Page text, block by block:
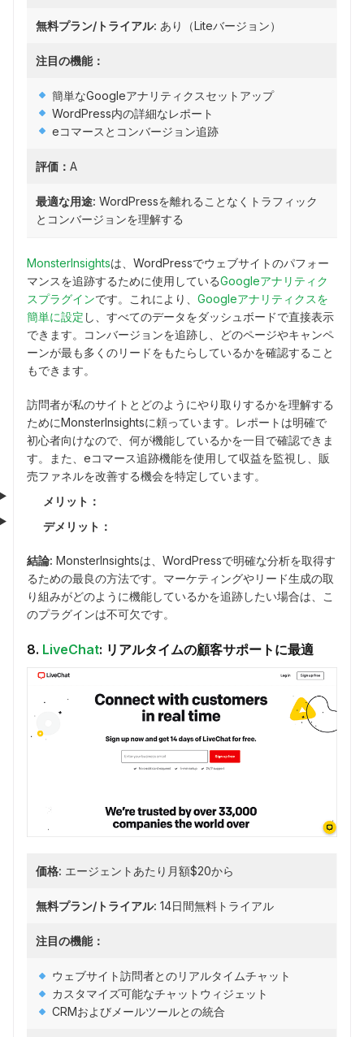
無料プラン/トライアル: あり（Liteバージョン）
注目の機能：
簡単なGoogleアナリティクスセットアップ
WordPress内の詳細なレポート
eコマースとコンバージョン追跡
評価： A
最適な用途: WordPressを離れることなくトラフィック
とコンバージョンを理解する
MonsterInsightsは、WordPressでウェブサイトのパフォー
マンスを追跡するために使用しているGoogleアナリティク
スプラグインです。これにより、 Googleアナリティクスを
簡単に設定 し、すべてのデータをダッシュボードで直接表示
できます。コンバージョンを追跡し、どのページやキャンペ
ーンが最も多くのリードをもたらしているかを確認すること
もできます。
訪問者が私のサイトとどのようにやり取りするかを理解する
ためにMonsterInsightsに頼っています。レポートは明確で
初心者向けなので、何が機能しているかを一目で確認できま
す。また、eコマース追跡機能を使用して収益を監視し、販
売ファネルを改善する機会を特定しています。
メリット：
デメリット：
結論: MonsterInsightsは、WordPressで明確な分析を取得す
るための最良の方法です。マーケティングやリード生成の取
り組みがどのように機能しているかを追跡したい場合は、こ
のプラグインは不可欠です。
8. LiveChat: リアルタイムの顧客サポートに最適
価格: エージェントあたり月額$20から
無料プラン/トライアル: 14日間無料トライアル
注目の機能：
ウェブサイト訪問者とのリアルタイムチャット
カスタマイズ可能なチャットウィジェット
CRMおよびメールツールとの統合